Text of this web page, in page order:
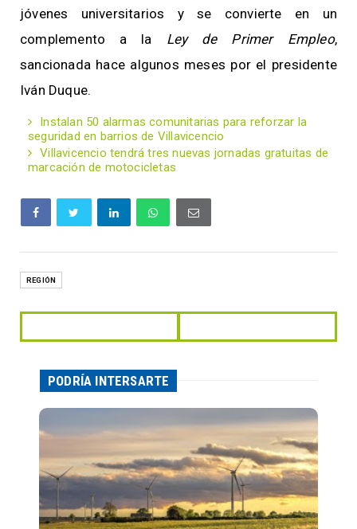
jóvenes universitarios y se convierte en un
complemento a la Ley de Primer Empleo,
sancionada hace algunos meses por el presidente
Iván Duque.
Instalan 50 alarmas comunitarias para reforzar la
seguridad en barrios de Villavicencio
Villavicencio tendrá tres nuevas jornadas gratuitas de
marcación de motocicletas
REGIÓN
PODRÍA INTERSARTE